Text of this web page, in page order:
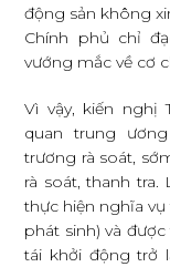
động sản không
Chính phủ chỉ
vướng mắc về cơ
Vì vậy, kiến nghị
quan trung
trương rà soát,
rà soát, thanh tra.
thực hiện nghĩa
phát sinh) và
tái khởi động trở